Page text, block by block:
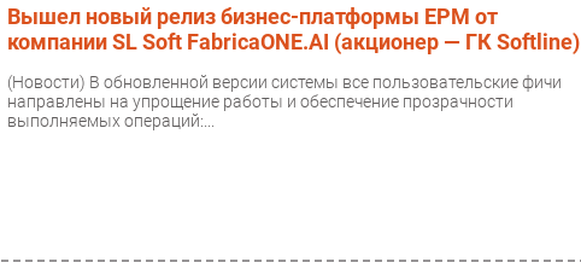
Инновации
Гаджеты
Вышел новый релиз бизнес-платформы ЕРМ от
компании SL Soft FabricaONE.AI (акционер — ГК Softline)
(Новости) В обновленной версии системы все пользовательские фичи
направлены на упрощение работы и обеспечение прозрачности
выполняемых операций:...